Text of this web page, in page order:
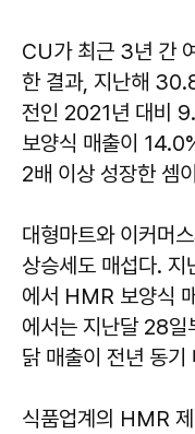
CU가 최근 3년 간
한 결과, 지난해
전인 2021년 대비
보양식 매출이
2배 이상 성장한 셈
대형마트와 이커머
상승세도 매섭다.
에서 HMR 보양식
에서는 지난달 28일
닭 매출이 전년 동
식품업계의 HMR